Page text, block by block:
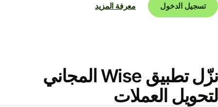
تسجيل الدخول
معرفة المزيد
نزّل تطبيق Wise المجاني
العملات